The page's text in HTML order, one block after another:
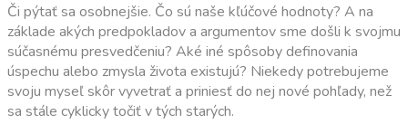
Či pýtať sa osobnejšie. Čo sú naše kľúčové hodnoty? A na
základe akých predpokladov a argumentov sme došli k svojmu
súčasnému presvedčeniu? Aké iné spôsoby definovania
úspechu alebo zmysla života existujú? Niekedy potrebujeme
svoju myseľ skôr vyvetrať a priniesť do nej nové pohľady, než
sa stále cyklicky točiť v tých starých.